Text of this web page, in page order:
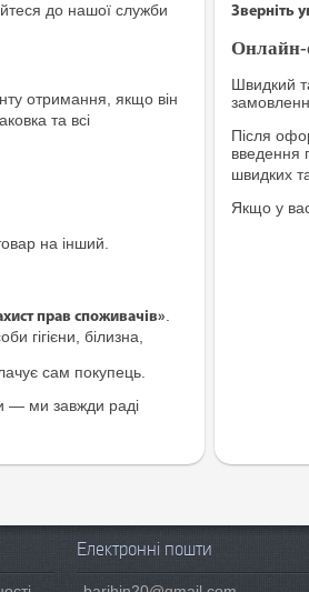
до нашої служби
отримання, якщо він
та всі
на інший.
прав споживачів»
гігієни, білизна,
сам покупець.
— ми завжди раді
Зверніть
Онлайн-
Швидкий
Після
введення
швидких
Якщо у
Електронні пошти